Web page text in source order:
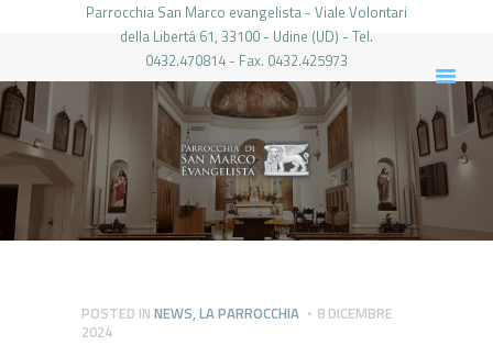
Parrocchia San Marco evangelista - Viale Volontari
della Libertá 61, 33100 - Udine (UD) - Tel.
0432.470814 - Fax. 0432.425973
PARROCCHIA DI SAN MARCO UDINE
HOME
LA PARROCCHIA
IL PARROCO
LE ATTIVITÀ
PIERABECH
FOTO E VIDEO
POSTED IN NEWS,LA PARROCCHIA
8 DICEMBRE
2024